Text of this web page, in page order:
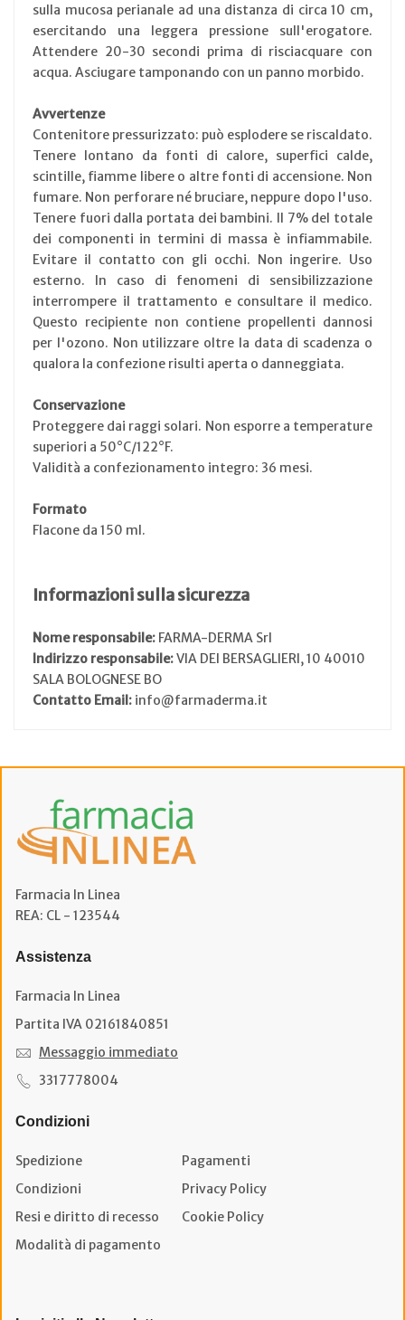
sulla mucosa perianale ad una distanza di circa 10 cm,
esercitando una leggera pressione sull'erogatore.
Attendere 20-30 secondi prima di risciacquare con
acqua. Asciugare tamponando con un panno morbido.
Avvertenze
Contenitore pressurizzato: può esplodere se riscaldato.
Tenere lontano da fonti di calore, superfici calde,
scintille, fiamme libere o altre fonti di accensione. Non
fumare. Non perforare né bruciare, neppure dopo l'uso.
Tenere fuori dalla portata dei bambini. Il 7% del totale
dei componenti in termini di massa è infiammabile.
Evitare il contatto con gli occhi. Non ingerire. Uso
esterno. In caso di fenomeni di sensibilizzazione
interrompere il trattamento e consultare il medico.
Questo recipiente non contiene propellenti dannosi
per l'ozono. Non utilizzare oltre la data di scadenza o
qualora la confezione risulti aperta o danneggiata.
Conservazione
Proteggere dai raggi solari. Non esporre a temperature
superiori a 50°C/122°F.
Validità a confezionamento integro: 36 mesi.
Formato
Flacone da 150 ml.
Informazioni sulla sicurezza
Nome responsabile: FARMA-DERMA Srl
Indirizzo responsabile:VIA DEI BERSAGLIERI, 10 40010
SALA BOLOGNESE BO
Contatto Email: info@farmaderma.it
Farmacia In Linea
REA: CL - 123544
Assistenza
Farmacia In Linea
Partita IVA 02161840851
Messaggio immediato
3317778004
Condizioni
Spedizione
Pagamenti
Condizioni
Privacy Policy
Resi e diritto di recesso
Cookie Policy
Modalità di pagamento